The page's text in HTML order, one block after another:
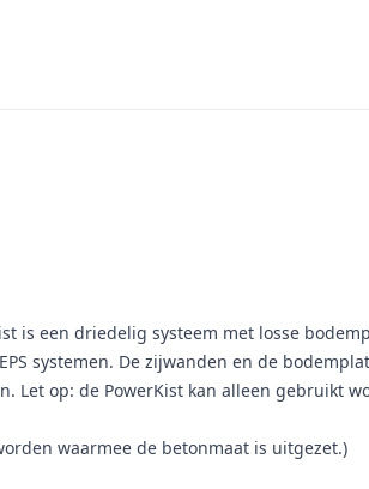
is een driedelig systeem met losse
systemen. De zijwanden en de
op: de PowerKist kan alleen gebruikt
waarmee de betonmaat is uitgezet.)